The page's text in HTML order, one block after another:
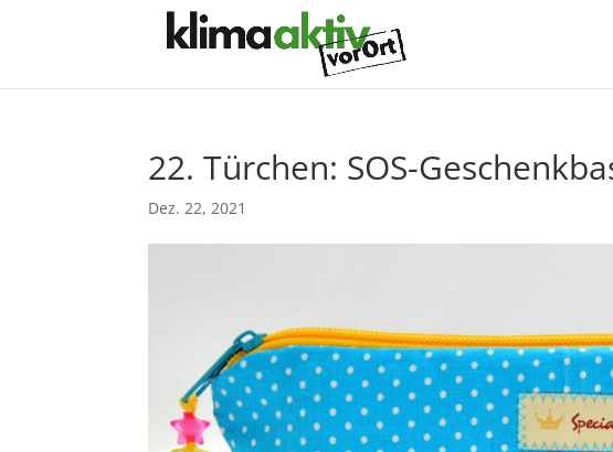
22. Türchen: SOS-
Dez. 22, 2021